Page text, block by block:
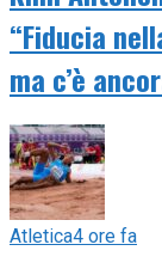
“Fiducia
ma c’è
Atletica4 ore fa